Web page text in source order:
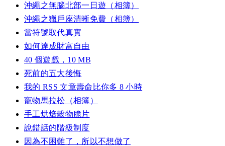
沖繩之無腦北部一日遊（相簿）
沖繩之獵戶座清晰免費（相簿）
當符號取代真實
如何達成財富自由
40 個遊戲，10 MB
死前的五大後悔
我的 RSS 文章壽命比你多 8 小時
寵物馬拉松（相簿）
手工烘焙穀物脆片
說錯話的階級制度
因為不困難了，所以不想做了